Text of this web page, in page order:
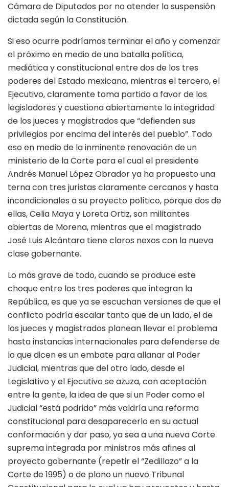
Cámara de Diputados por no atender la suspensión
dictada según la Constitución.
Si eso ocurre podríamos terminar el año y comenzar
el próximo en medio de una batalla política,
mediática y constitucional entre dos de los tres
poderes del Estado mexicano, mientras el tercero, el
Ejecutivo, claramente toma partido a favor de los
legisladores y cuestiona abiertamente la integridad
de los jueces y magistrados que “defienden sus
privilegios por encima del interés del pueblo”. Todo
eso en medio de la inminente renovación de un
ministerio de la Corte para el cual el presidente
Andrés Manuel López Obrador ya ha propuesto una
terna con tres juristas claramente cercanos y hasta
incondicionales a su proyecto político, porque dos de
ellas, Celia Maya y Loreta Ortiz, son militantes
abiertas de Morena, mientras que el magistrado
José Luis Alcántara tiene claros nexos con la nueva
clase gobernante.
Lo más grave de todo, cuando se produce este
choque entre los tres poderes que integran la
República, es que ya se escuchan versiones de que el
conflicto podría escalar tanto que de un lado, el de
los jueces y magistrados planean llevar el problema
hasta instancias internacionales para defenderse de
lo que dicen es un embate para allanar al Poder
Judicial, mientras que del otro lado, desde el
Legislativo y el Ejecutivo se azuza, con aceptación
entre la gente, la idea de que si un Poder como el
Judicial “está podrido” más valdría una reforma
constitucional para desaparecerlo en su actual
conformación y dar paso, ya sea a una nueva Corte
suprema integrada por ministros más afines al
proyecto gobernante (repetir el “Zedillazo” a la
Corte de 1995) o de plano un nuevo Tribunal